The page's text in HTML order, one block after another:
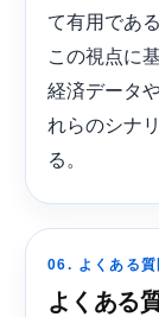
て有用であ
この視点に
経済データ
れらのシナ
る。
06. よくある質
よくある